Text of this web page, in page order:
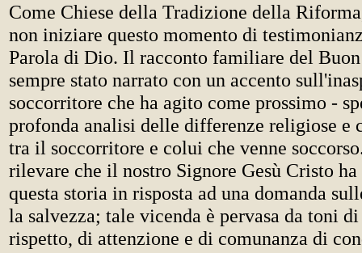
Come Chiese della Tradizione della
non iniziare questo momento di
Parola di Dio. Il racconto familiare del
sempre stato narrato con un accento
soccorritore che ha agito come prossimo -
profonda analisi delle differenze religiose e
tra il soccorritore e colui che venne
rilevare che il nostro Signore Gesù Cristo
questa storia in risposta ad una domanda
la salvezza; tale vicenda è pervasa da toni
rispetto, di attenzione e di comunanza di